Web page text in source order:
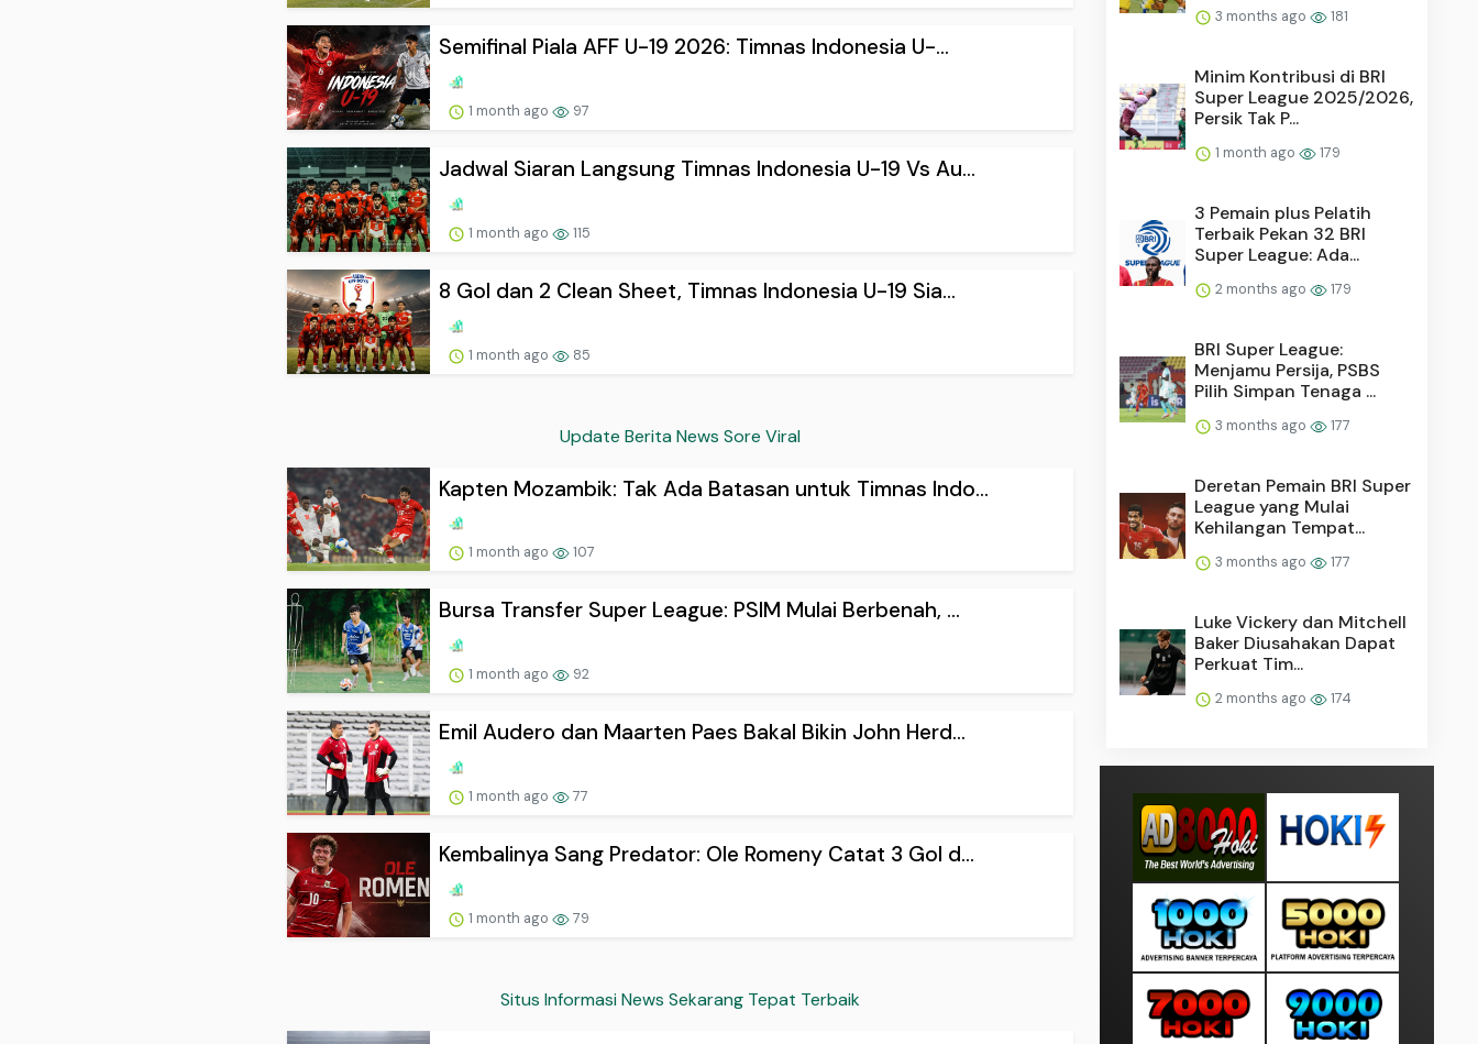
Semifinal Piala AFF U-19 2026: Timnas Indonesia U-...
1 month ago 97
Jadwal Siaran Langsung Timnas Indonesia U-19 Vs Au...
1 month ago 115
8 Gol dan 2 Clean Sheet, Timnas Indonesia U-19 Sia...
1 month ago 85
Update Berita News Sore Viral
Kapten Mozambik: Tak Ada Batasan untuk Timnas Indo...
1 month ago 107
Bursa Transfer Super League: PSIM Mulai Berbenah, ...
1 month ago 92
Emil Audero dan Maarten Paes Bakal Bikin John Herd...
1 month ago 77
Kembalinya Sang Predator: Ole Romeny Catat 3 Gol d...
1 month ago 79
Situs Informasi News Sekarang Tepat Terbaik
3 months ago 181
Minim Kontribusi di BRI
Super League 2025/2026,
Persik Tak P...
1 month ago 179
3 Pemain plus Pelatih
Terbaik Pekan 32 BRI
Super League: Ada...
2 months ago 179
BRI Super League:
Menjamu Persija, PSBS
Pilih Simpan Tenaga ...
3 months ago 177
Deretan Pemain BRI Super
League yang Mulai
Kehilangan Tempat...
3 months ago 177
Luke Vickery dan Mitchell
Baker Diusahakan Dapat
Perkuat Tim...
2 months ago 174